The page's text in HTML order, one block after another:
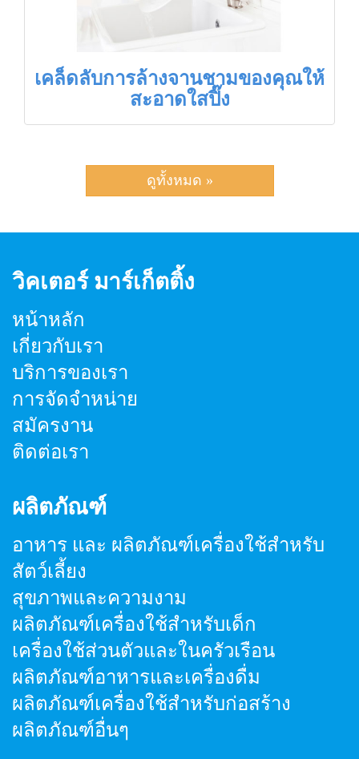
เคล็ดลับการล้างจานชามของคุณให้
สะอาดใสปิ๊ง
ดูทั้งหมด »
วิคเตอร์ มาร์เก็ตติ้ง
หน้าหลัก
เกี่ยวกับเรา
บริการของเรา
การจัดจำหน่าย
สมัครงาน
ติดต่อเรา
ผลิตภัณฑ์
อาหาร และ ผลิตภัณฑ์เครื่องใช้สำหรับ
สัตว์เลี้ยง
สุขภาพและความงาม
ผลิตภัณฑ์เครื่องใช้สำหรับเด็ก
เครื่องใช้ส่วนตัวและในครัวเรือน
ผลิตภัณฑ์อาหารและเครื่องดื่ม
ผลิตภัณฑ์เครื่องใช้สำหรับก่อสร้าง
ผลิตภัณฑ์อื่นๆ